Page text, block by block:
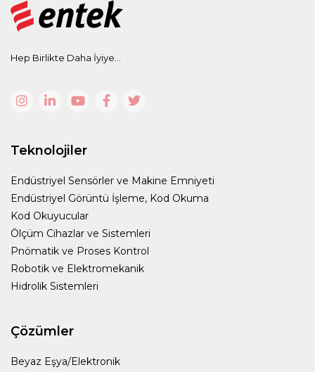
Hep Birlikte Daha İyiye...
Teknolojiler
Endüstriyel Sensörler ve Makine Emniyeti
Endüstriyel Görüntü İşleme, Kod Okuma
Kod Okuyucular
Ölçüm Cihazlar ve Sistemleri
Pnömatik ve Proses Kontrol
Robotik ve Elektromekanik
Hidrolik Sistemleri
Çözümler
Beyaz Eşya/Elektronik